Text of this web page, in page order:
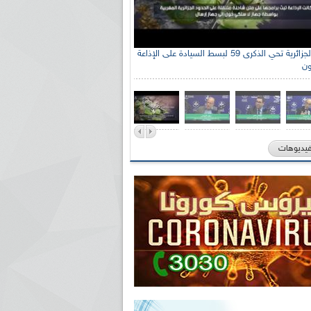
الإذاعة الجزائرية تحي الذكرى 59 لبسط السيادة على الإذاعة